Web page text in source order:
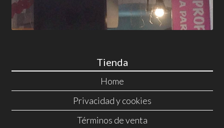
Tienda
Home
Privacidad y cookies
Términos de venta